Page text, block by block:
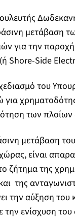
μετάβαση
για την
Shore-Side
του
για
των
μετάβαση
είναι
ζήτημα της
της
την αύξηση του
ενίσχυση